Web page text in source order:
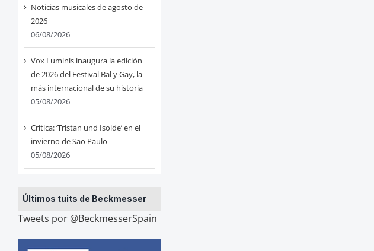
Noticias musicales de agosto de
2026
06/08/2026
Vox Luminis inaugura la edición
de 2026 del Festival Bal y Gay, la
más internacional de su historia
05/08/2026
Crítica: ‘Tristan und Isolde’ en el
invierno de Sao Paulo
05/08/2026
Últimos tuits de Beckmesser
Tweets por @BeckmesserSpain